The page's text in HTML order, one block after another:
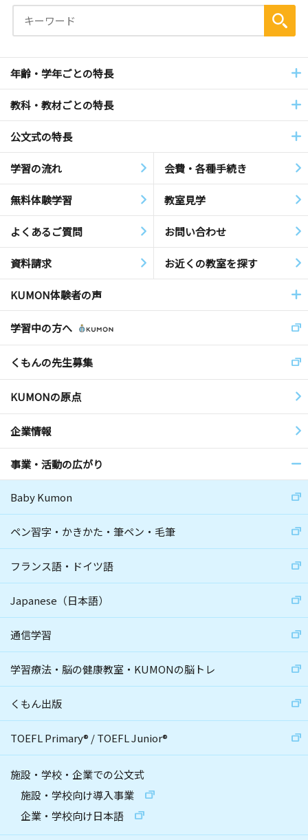
年齢・学年ごとの特長
教科・教材ごとの特長
公文式の特長
学習の流れ 会費・各種手続き
無料体験学習 教室見学
よくあるご質問 お問い合わせ
資料請求 お近くの教室を探す
KUMON体験者の声
学習中の方へ
くもんの先生募集
KUMONの原点
企業情報
事業・活動の広がり
Baby Kumon
ペン習字・かきかた・筆ペン・毛筆
フランス語・ドイツ語
Japanese（日本語）
通信学習
学習療法・脳の健康教室・KUMONの脳トレ
くもん出版
TOEFL Primary® /TOEFL Junior®
施設・学校・企業での公文式
施設・学校向け導入事業
企業・学校向け日本語